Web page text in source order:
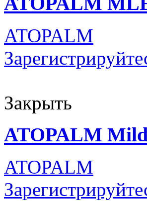
ATOPALM
Закрыть
ATOPALM Mild
ATOPALM